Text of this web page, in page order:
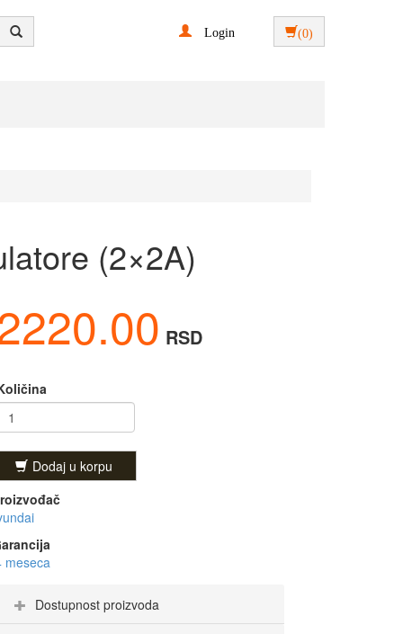
Login (0)
(2×2A)
RSD
Dodaj u korpu
meseca
Dostupnost proizvoda